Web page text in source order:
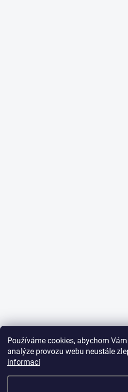
Používáme cookies, abychom
analýze provozu webu neustále
informací